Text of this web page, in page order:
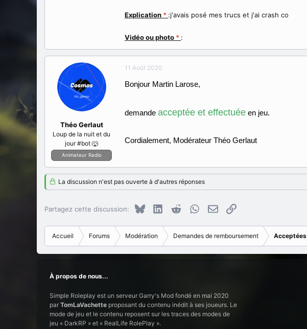
Explication * :j'avais posé mes trucs et j'ai crash co
Vidéo ou photo * :
Théo Gerlaut
Loup de la nuit et du
jour #bot 🐺
Animateur Radio
11 Août 2020
Bonjour Martin Larose,
demande acceptée et effectuée en jeu.
Cordialement, Modérateur Théo Gerlaut
La discussion n'est pas ouverte à d'autres réponses
Partagez cette discussion: Bluesky LinkedInRedditWhatsApp
E-mailCopier le lien
Accueil Forums Modération Demandes de remboursement Acceptées
À propos de nous...
Simple Roleplay est un serveur Garry's Mod fondé en mai 2020
par TomLaVachette proposant du contenu inédit à ses joueurs. Le
mode de jeu et le contenu reposent sur les traces des modes de
jeu « DarkRP » et « RealLife RolePlay ».